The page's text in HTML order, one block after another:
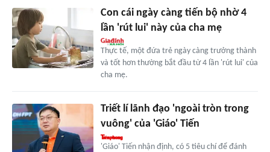
Con cái ngày càng tiến bộ nhờ 4
lần 'rút lui' này của cha mẹ
Thực tế, một đứa trẻ ngày càng trưởng thành
và tốt hơn thường bắt đầu từ 4 lần 'rút lui' của
cha mẹ.
Triết lí lãnh đạo 'ngoài tròn trong
vuông' của 'Giáo' Tiến
'Giáo' Tiến nhận định, có 5 tiêu chí để đánh